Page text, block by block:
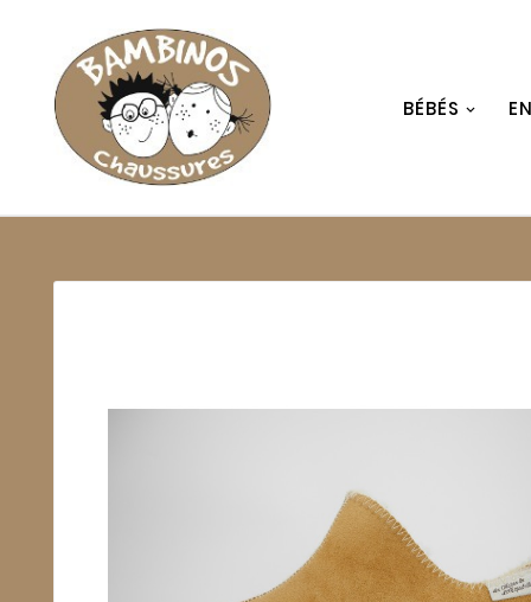
BÉBÉS